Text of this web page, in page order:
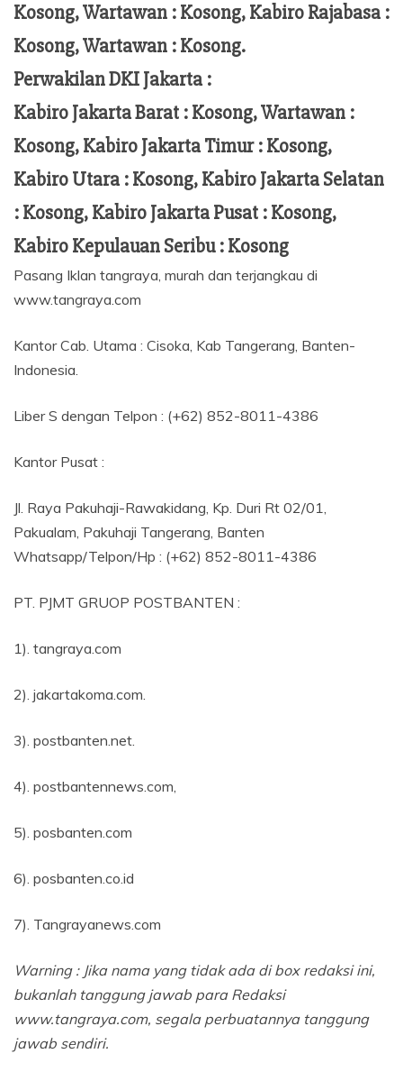
Kosong, Wartawan : Kosong, Kabiro Rajabasa :
Kosong, Wartawan : Kosong.
Perwakilan DKI Jakarta :
Kabiro Jakarta Barat : Kosong, Wartawan :
Kosong, Kabiro Jakarta Timur : Kosong,
Kabiro Utara : Kosong, Kabiro Jakarta Selatan
: Kosong, Kabiro Jakarta Pusat : Kosong,
Kabiro Kepulauan Seribu : Kosong
Pasang Iklan tangraya, murah dan terjangkau di
www.tangraya.com
Kantor Cab. Utama : Cisoka, Kab Tangerang, Banten-
Indonesia.
Liber S dengan Telpon : (+62) 852-8011-4386
Kantor Pusat :
Jl. Raya Pakuhaji-Rawakidang, Kp. Duri Rt 02/01,
Pakualam, Pakuhaji Tangerang, Banten
Whatsapp/Telpon/Hp : (+62) 852-8011-4386
PT. PJMT GRUOP POSTBANTEN :
1). tangraya.com
2). jakartakoma.com.
3). postbanten.net.
4). postbantennews.com,
5). posbanten.com
6). posbanten.co.id
7). Tangrayanews.com
Warning : Jika nama yang tidak ada di box redaksi ini,
bukanlah tanggung jawab para Redaksi
www.tangraya.com, segala perbuatannya tanggung
jawab sendiri.